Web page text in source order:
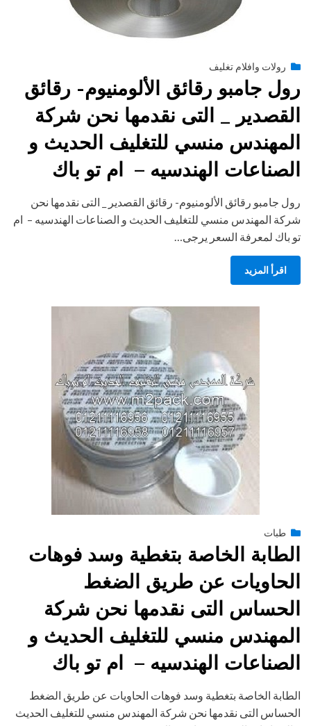
byengmansyPosted
فبراير 15, 2015
رولات وافلام تغليف
رول جامبو رقائق الألومنيوم- رقائق
القصدير _ التى نقدمها نحن شركة
المهندس منسي للتغليف الحديث و
الصناعات الهندسيه – ام تو باك
رول جامبو رقائق الألومنيوم- رقائق القصدير _ التى نقدمها نحن
شركة المهندس منسي للتغليف الحديث و الصناعات الهندسيه – ام
تو باك لمعرفة السعر يرجى…
اقرأ المزيد
engmansyPosted
on
فبراير 15, 2015
طبات
الطابة الخاصة بتغطية وسد فوهات
الحاويات عن طريق الضغط
الحساس التى نقدمها نحن شركة
المهندس منسي للتغليف الحديث و
الصناعات الهندسيه – ام تو باك
الطابة الخاصة بتغطية وسد فوهات الحاويات عن طريق الضغط
الحساس التى نقدمها نحن شركة المهندس منسي للتغليف الحديث